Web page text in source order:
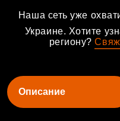
Наша сеть уже
Украине. Хотите
региону?Свяж
Описание